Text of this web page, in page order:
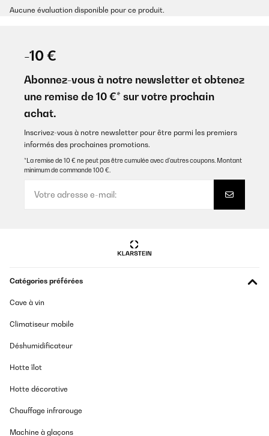
Aucune évaluation disponible pour ce produit.
-10 €
Abonnez-vous à notre newsletter et obtenez
une remise de 10 €* sur votre prochain
achat.
Inscrivez-vous à notre newsletter pour être parmi les premiers
informés des prochaines promotions.
*La remise de 10 € ne peut pas être cumulée avec d’autres coupons. Montant
minimum de commande 100 €.
Catégories préférées
Cave à vin
Climatiseur mobile
Déshumidificateur
Hotte îlot
Hotte décorative
Chauffage infrarouge
Machine à glaçons